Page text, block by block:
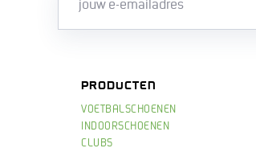
PRODUCTEN
VOETBALSCHOENEN
INDOORSCHOENEN
CLUBS